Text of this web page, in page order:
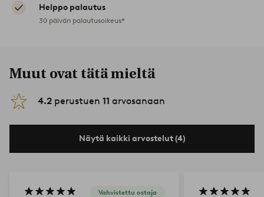
Helppo palautus
30 päivän palautusoikeus*
Muut ovat tätä mieltä
4.2 perustuen 11 arvosanaan
Näytä kaikki arvostelut (4)
Vahvistettu ostaja